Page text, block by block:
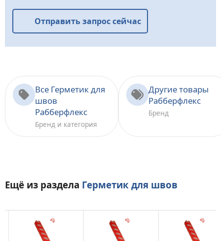
Отправить запрос сейчас
Все Герметик для
швов
Рабберфлекс
Бренд и категория
Другие товары
Рабберфлекс
Бренд
Ещё из раздела Герметик для швов